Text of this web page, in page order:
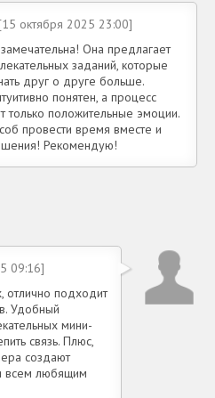
октября 2025 23:00]
Она предлагает
заданий, которые
друг о друге больше.
понятен, а процесс
только положительные эмоции.
провести время вместе и
Рекомендую!
09:16]
отлично подходит
Удобный
мини-
связь. Плюс,
создают
всем любящим